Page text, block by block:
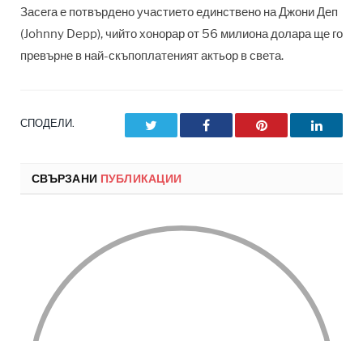
Засега е потвърдено участието единствено на Джони Деп
(Johnny Depp), чийто хонорар от 56 милиона долара ще го
превърне в най-скъпоплатеният актьор в света.
СПОДЕЛИ. Facebook Pinterest
СВЪРЗАНИ ПУБЛИКАЦИИ